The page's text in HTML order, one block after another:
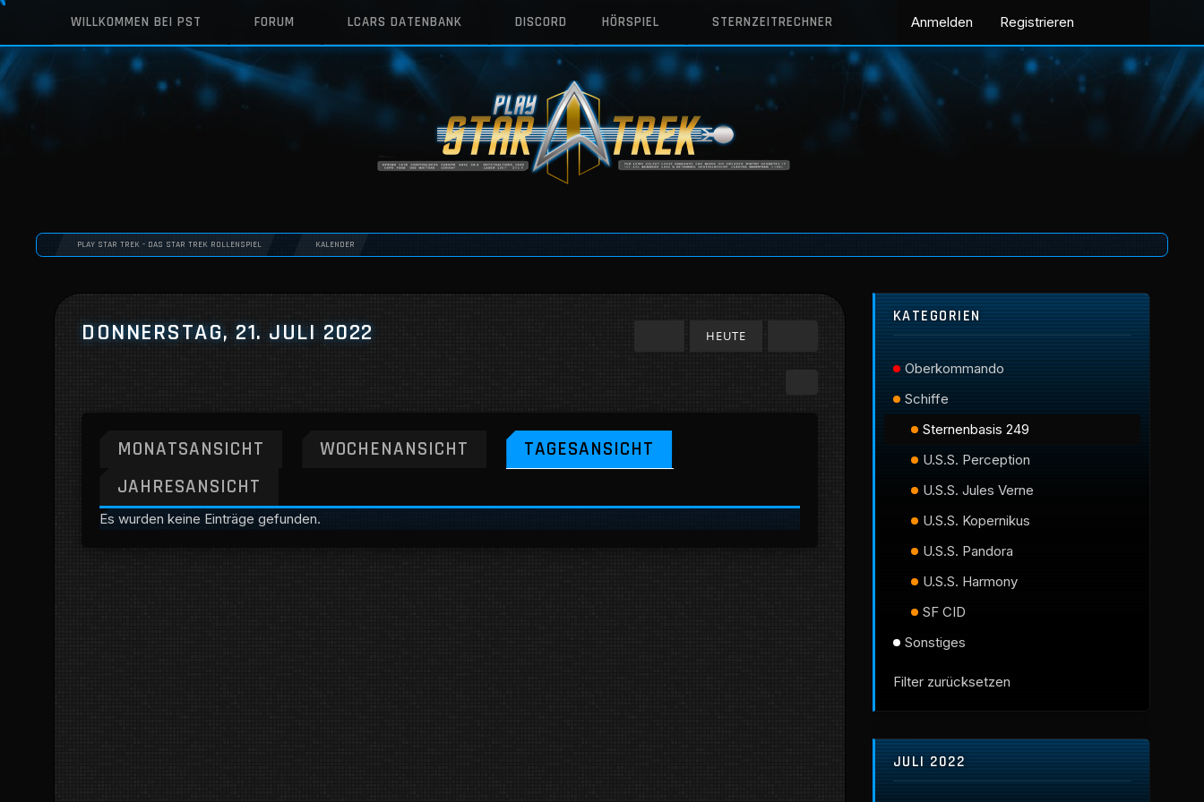
WILLKOMMEN BEI PST FORUM LCARS DATENBANK DISCORD HÖRSPIEL STERNZEITRECHNER Anmelden Registrieren
PLAY STAR TREK - DAS STAR TREK ROLLENSPIEL KALENDER
DONNERSTAG, 21. JULI 2022 HEUTE
MONATSANSICHT WOCHENANSICHT
TAGESANSICHT
JAHRESANSICHT
Es wurden keine Einträge gefunden.
KATEGORIEN
Oberkommando
Schiffe
Sternenbasis 249
U.S.S. Perception
U.S.S. Jules Verne
U.S.S. Kopernikus
U.S.S. Pandora
U.S.S. Harmony
SF CID
Sonstiges
Filter zurücksetzen
JULI 2022